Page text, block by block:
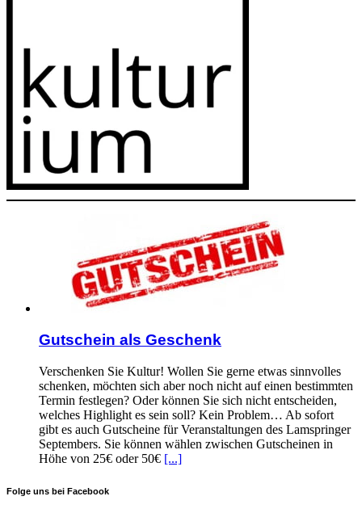
Gutschein als Geschenk
Verschenken Sie Kultur! Wollen Sie gerne etwas sinnvolles
schenken, möchten sich aber noch nicht auf einen bestimmten
Termin festlegen? Oder können Sie sich nicht entscheiden,
welches Highlight es sein soll? Kein Problem… Ab sofort
gibt es auch Gutscheine für Veranstaltungen des Lamspringer
Septembers. Sie können wählen zwischen Gutscheinen in
Höhe von 25€ oder 50€ [...]
Folge uns bei Facebook